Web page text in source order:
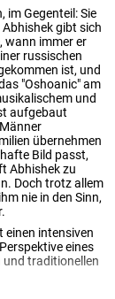
im Gegenteil: Sie
gibt sich
wann immer er
russischen
ist, und
"Oshoanic" am
und
aufgebaut
übernehmen
Bild passt,
Abhishek zu
Doch trotz allem
nie in den Sinn,
einen intensiven
eines
und traditionellen